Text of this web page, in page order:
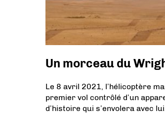
Un morceau du
Le 8 avril 2021, l’hélicoptère
premier vol contrôlé d’un
d’histoire qui s’envolera avec